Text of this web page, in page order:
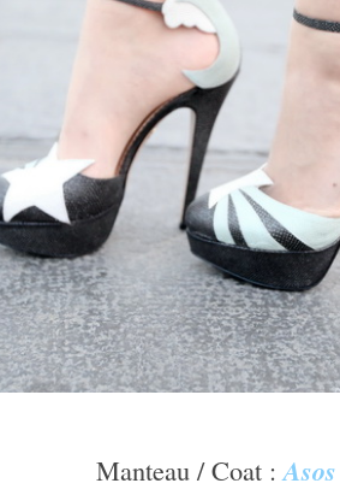
Manteau / Coat :Asos